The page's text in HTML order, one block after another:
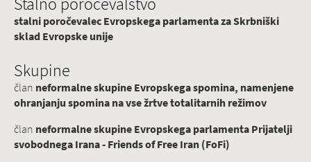
stalni poročevalec Evropskega parlamenta za Skrbniški
sklad Evropske unije
Skupine
član neformalne skupine Evropskega spomina, namenjene
ohranjanju spomina na vse žrtve totalitarnih režimov
član neformalne skupine Evropskega parlamenta Prijatelji
svobodnega Irana - Friends of Free Iran (FoFi)